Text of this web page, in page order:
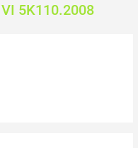
VI 5K110.2008